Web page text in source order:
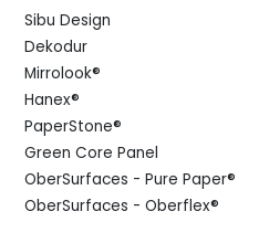
Sibu Design
Dekodur
Mirrolook®
Hanex®
PaperStone®
Green Core Panel
OberSurfaces - Pure Paper®
OberSurfaces - Oberflex®